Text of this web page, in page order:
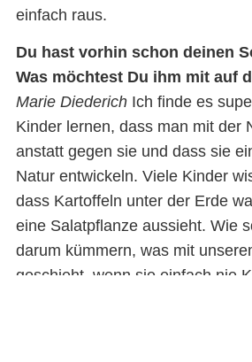
einfach raus.
Du hast vorhin schon deinen
Was möchtest Du ihm mit auf
Marie Diederich Ich finde es
Kinder lernen, dass man mit der
anstatt gegen sie und dass sie
Natur entwickeln. Viele Kinder
dass Kartoffeln unter der Erde
eine Salatpflanze aussieht. Wie
darum kümmern, was mit
geschieht, wenn sie einfach nie